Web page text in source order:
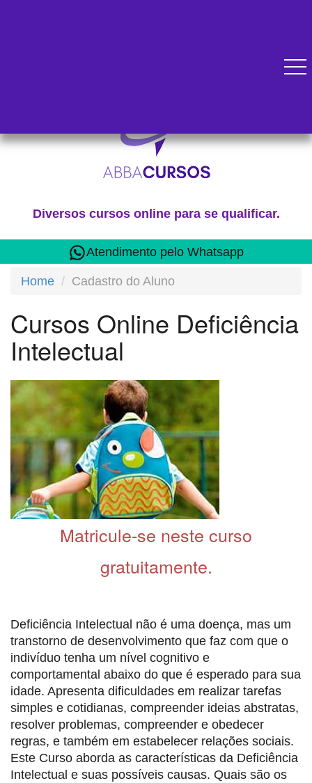
Atendimento pelo Whatsapp
Diversos cursos online para se qualificar.
Home Cadastro do Aluno
Cursos Online Deficiência
Intelectual
Matricule-se neste curso
gratuitamente.
Deficiência Intelectual não é uma doença, mas um
transtorno de desenvolvimento que faz com que o
indivíduo tenha um nível cognitivo e
comportamental abaixo do que é esperado para sua
idade. Apresenta dificuldades em realizar tarefas
simples e cotidianas, compreender ideias abstratas,
resolver problemas, compreender e obedecer
regras, e também em estabelecer relações sociais.
Este Curso aborda as características da Deficiência
Intelectual e suas possíveis causas. Quais são os